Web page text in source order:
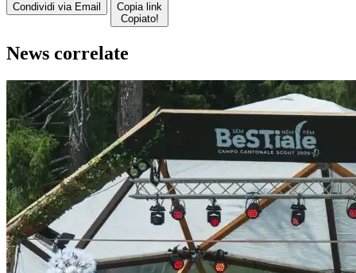
Condividi via Email
Copia link
Copiato!
News correlate